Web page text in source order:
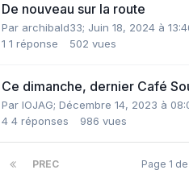
De nouveau sur la route
Par archibald33; Juin 18, 2024 à
1 1 réponse 502 vues
Ce dimanche, dernier Café
Par IOJAG; Décembre 14, 2023 à
4 4 réponses 986 vues
PREC Page 1